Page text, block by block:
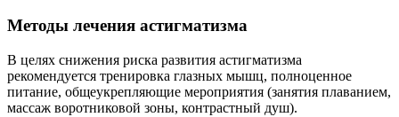
Методы лечения астигматизма
В целях снижения риска развития астигматизма
рекомендуется тренировка глазных мышц, полноценное
питание, общеукрепляющие мероприятия (занятия плаванием,
массаж воротниковой зоны, контрастный душ).